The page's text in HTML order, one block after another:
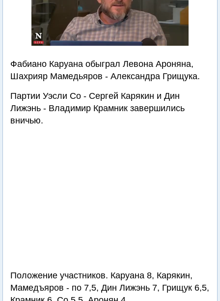
Фабиано Каруана обыграл Левона Ароняна,
Шахрияр Мамедьяров - Александра Грищука.
Партии Уэсли Со - Сергей Карякин и Дин
Лижэнь - Владимир Крамник завершились
вничью.
Положение участников. Каруана 8, Карякин,
Мамедъяров - по 7,5, Дин Лижэнь 7, Грищук 6,5,